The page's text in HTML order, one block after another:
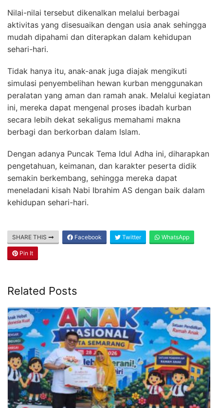
Nilai-nilai tersebut dikenalkan melalui berbagai
aktivitas yang disesuaikan dengan usia anak sehingga
mudah dipahami dan diterapkan dalam kehidupan
sehari-hari.
Tidak hanya itu, anak-anak juga diajak mengikuti
simulasi penyembelihan hewan kurban menggunakan
peralatan yang aman dan ramah anak. Melalui kegiatan
ini, mereka dapat mengenal proses ibadah kurban
secara lebih dekat sekaligus memahami makna
berbagi dan berkorban dalam Islam.
Dengan adanya Puncak Tema Idul Adha ini, diharapkan
pengetahuan, keimanan, dan karakter peserta didik
semakin berkembang, sehingga mereka dapat
meneladani kisah Nabi Ibrahim AS dengan baik dalam
kehidupan sehari-hari.
SHARE THIS Facebook Twitter WhatsApp
Pin It
Related Posts